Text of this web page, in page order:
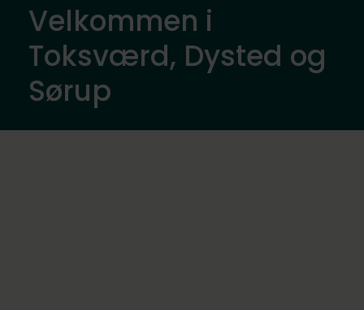
Velkommen i
Toksværd, Dysted og
Sørup